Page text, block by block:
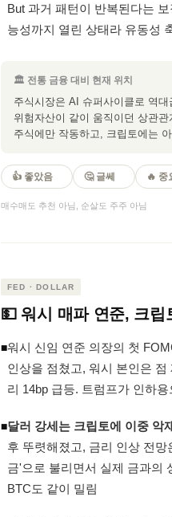
But 과거 패턴이 반복된다는
능성까지 열린 상태라 유동성
🏛 전통 금융 대비 현재 위치
주식시장은 AI 슈퍼사이클로 역
위험자산이 같이 움직이던 상관
주식에만 작동하고, 크립토에는
👍 좋았음 🤔 글쎄 🔥 중
매수매도 추천 아님, 순살도 주주 아님
FED · DOLLAR
💵 워시 매파 연준, 크립
◾워시 신임 연준 의장의 첫
인상을 점쳤고, 워시 본인은
리 14bp 급등. 트럼프가 인하
◾달러 강세는 크립토에 이중 악
후 뚜렷해졌고, 금리 인상 전
금'으로 불리면서 실제 금과의
BTC도 같이 밀림